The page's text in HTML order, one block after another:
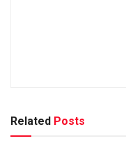
Related Posts
ᲡᲐᲖᲝᲒᲐᲓᲝᲔᲑᲐ